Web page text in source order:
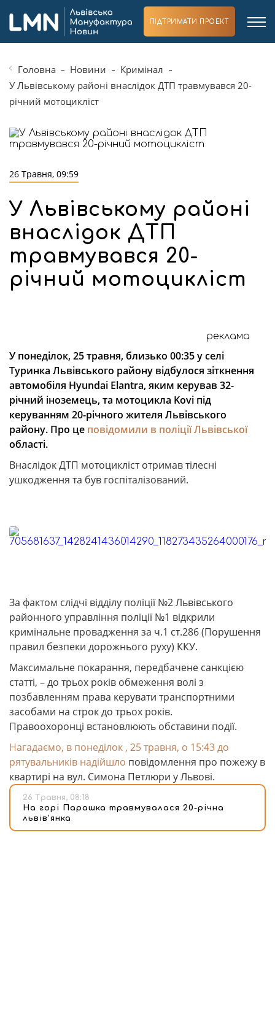
ПІДТРИМАТИ ПРОЕКТ
Головна Новини
Кримінал
У Львівському районі внаслідок ДТП травмувався 20-
річний мотоцикліст
26 Травня, 09:59
У Львівському районі
внаслідок ДТП
травмувався 20-
річний мотоцикліст
реклама
У понеділок, 25 травня, близько 00:35 у селі
Туринка Львівського району відбулося зіткнення
автомобіля Hyundai Elantra, яким керував 32-
річний іноземець, та мотоцикла Kovi під
керуванням 20-річного жителя Львівського
району. Про це повідомили в поліції Львівської
області.
Внаслідок ДТП мотоцикліст отримав тілесні
ушкодження та був госпіталізований.
За фактом слідчі відділу поліції №2 Львівського
районного управління поліції №1 відкрили
кримінальне провадження за ч.1 ст.286 (Порушення
правил безпеки дорожнього руху) ККУ.
Максимальне покарання, передбачене санкцією
статті, – до трьох років обмеження волі з
позбавленням права керувати транспортними
засобами на строк до трьох років.
Правоохоронці встановлюють обставини події.
Нагадаємо, в понеділок , 25 травня, о 15:43 до
рятувальників надійшло повідомлення про пожежу в
квартирі на вул. Симона Петлюри у Львові.
26 Травня, 08:18
На горі Парашка травмувалася 20-річна
львів'янка